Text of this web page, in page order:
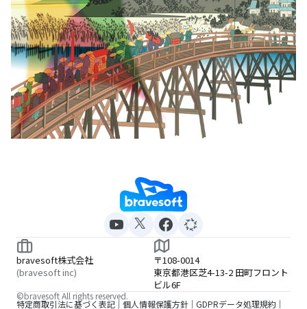
bravesoft株式会社
(bravesoft inc)
〒108-0014
東京都港区芝4-13-2 田町フロント
ビル6F
特定商取引法に基づく表記 個人情報保護方針 GDPRデータ処理規約
©bravesoft All rights reserved.